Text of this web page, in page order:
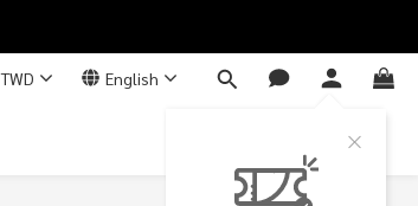
TWD English